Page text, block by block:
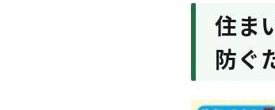
住ま
防ぐ